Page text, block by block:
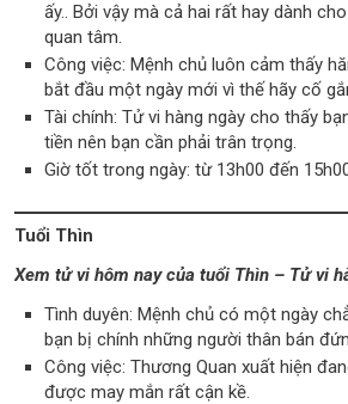
ấy.. Bởi vậy mà cả hai rất hay dành
quan tâm.
Công việc: Mệnh chủ luôn cảm thấy
bắt đầu một ngày mới vì thế hãy cố
Tài chính: Tử vi hàng ngày cho thấy
tiền nên bạn cần phải trân trọng.
Giờ tốt trong ngày: từ 13h00 đến
Tuổi Thìn
Xem tử vi hôm nay của tuổi Thìn – Tử vi
Tình duyên: Mệnh chủ có một ngày
bạn bị chính những người thân bán
Công việc: Thương Quan xuất hiện
được may mắn rất cận kề.